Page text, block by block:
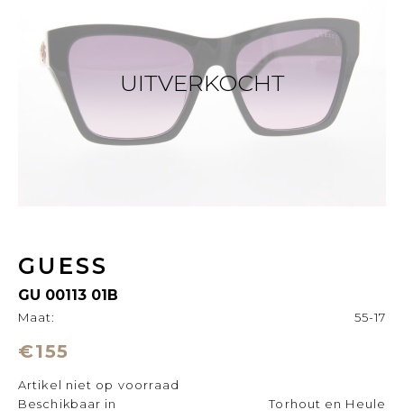
UITVERKOCHT
GUESS
GU 00113 01B
Maat: 55-17
€155
Artikel niet op voorraad
Beschikbaar in
Torhout en Heule